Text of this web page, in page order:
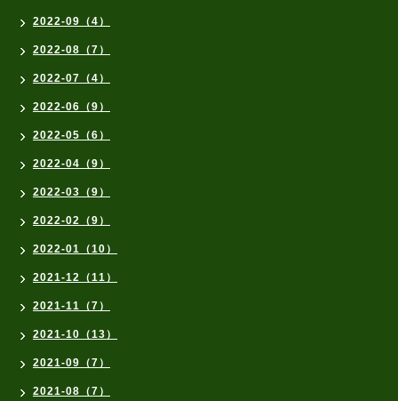
2022-09（4）
2022-08（7）
2022-07（4）
2022-06（9）
2022-05（6）
2022-04（9）
2022-03（9）
2022-02（9）
2022-01（10）
2021-12（11）
2021-11（7）
2021-10（13）
2021-09（7）
2021-08（7）